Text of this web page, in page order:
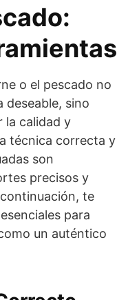
o el pescado no
deseable, sino
la calidad y
técnica correcta y
son
precisos y
te
para
un auténtico